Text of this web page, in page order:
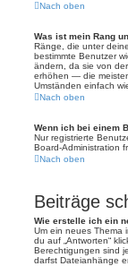
Nach oben
Was ist mein Rang
Ränge, die unter
bestimmte Benutzer
ändern, da sie von
erhöhen — die
Umständen einfach
Nach oben
Wenn ich bei einem
Nur registrierte
Board-Administration
Nach oben
Beiträge
Wie erstelle ich ein
Um ein neues Thema
du auf „Antworten“
Berechtigungen sind
darfst Dateianhänge